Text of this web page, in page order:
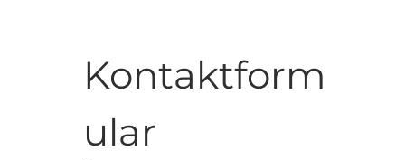
Kontaktform